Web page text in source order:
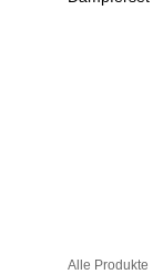
Alle Produkte